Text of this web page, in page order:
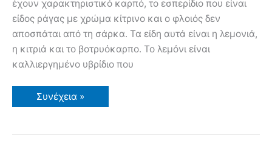
έχουν χαρακτηριστικό καρπό, το εσπερίδιο που είναι
είδος ράγας με χρώμα κίτρινο και ο φλοιός δεν
αποσπάται από τη σάρκα. Τα είδη αυτά είναι η λεμονιά,
η κιτριά και το βοτρυόκαρπο. Το λεμόνι είναι
καλλιεργημένο υβρίδιο που
Λεμονιά
–
Εχθροί
Συνέχεια »